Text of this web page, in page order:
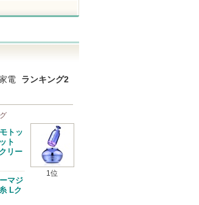
電
ランキング2
1位
トッ
ト
リー
マジ
Lク